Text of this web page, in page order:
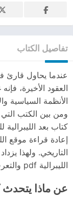
تفاصيل الكتاب
عندما يحاول قارئ
العقود الأخيرة،
الأنظمة السياسية
ومن بين الكتب التي
كتاب بعد
إعادة قراءة موقع
التاريخي. ولهذا
الليبرالية pdf والتعرف إلى أهم أفكاره قبل قراءته.
عن ماذا يتحدث